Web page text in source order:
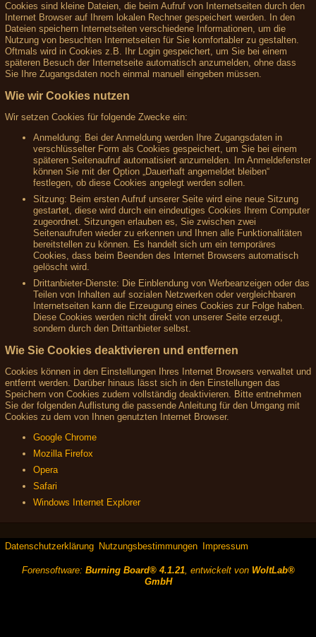
Cookies sind kleine Dateien, die beim Aufruf von Internetseiten durch den
Internet Browser auf Ihrem lokalen Rechner gespeichert werden. In den
Dateien speichern Internetseiten verschiedene Informationen, um die
Nutzung von besuchten Internetseiten für Sie komfortabler zu gestalten.
Oftmals wird in Cookies z.B. Ihr Login gespeichert, um Sie bei einem
späteren Besuch der Internetseite automatisch anzumelden, ohne dass
Sie Ihre Zugangsdaten noch einmal manuell eingeben müssen.
Wie wir Cookies nutzen
Wir setzen Cookies für folgende Zwecke ein:
Anmeldung: Bei der Anmeldung werden Ihre Zugangsdaten in
verschlüsselter Form als Cookies gespeichert, um Sie bei einem
späteren Seitenaufruf automatisiert anzumelden. Im Anmeldefenster
können Sie mit der Option „Dauerhaft angemeldet bleiben“
festlegen, ob diese Cookies angelegt werden sollen.
Sitzung: Beim ersten Aufruf unserer Seite wird eine neue Sitzung
gestartet, diese wird durch ein eindeutiges Cookies Ihrem Computer
zugeordnet. Sitzungen erlauben es, Sie zwischen zwei
Seitenaufrufen wieder zu erkennen und Ihnen alle Funktionalitäten
bereitstellen zu können. Es handelt sich um ein temporäres
Cookies, dass beim Beenden des Internet Browsers automatisch
gelöscht wird.
Drittanbieter-Dienste: Die Einblendung von Werbeanzeigen oder das
Teilen von Inhalten auf sozialen Netzwerken oder vergleichbaren
Internetseiten kann die Erzeugung eines Cookies zur Folge haben.
Diese Cookies werden nicht direkt von unserer Seite erzeugt,
sondern durch den Drittanbieter selbst.
Wie Sie Cookies deaktivieren und entfernen
Cookies können in den Einstellungen Ihres Internet Browsers verwaltet und
entfernt werden. Darüber hinaus lässt sich in den Einstellungen das
Speichern von Cookies zudem vollständig deaktivieren. Bitte entnehmen
Sie der folgenden Auflistung die passende Anleitung für den Umgang mit
Cookies zu dem von Ihnen genutzten Internet Browser.
Google Chrome
Mozilla Firefox
Opera
Safari
Windows Internet Explorer
Datenschutzerklärung Nutzungsbestimmungen Impressum
Forensoftware: Burning Board® 4.1.21, entwickelt von WoltLab®
GmbH